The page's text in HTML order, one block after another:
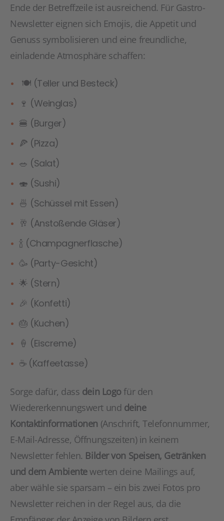
Ende der Betreffzeile ist ausreichend. Für Gastro-
Newsletter eignen sich Emojis, die Appetit und
Genuss symbolisieren und eine freundliche,
einladende Atmosphäre schaffen:
🍽️ (Teller und Besteck)
🍷 (Weinglas)
🍔 (Burger)
🍕 (Pizza)
🥗 (Salat)
🍣 (Sushi)
🍜 (Schüssel mit Essen)
🥂 (Anstoßende Gläser)
🍾 (Champagnerflasche)
🥳 (Party-Gesicht)
🌟 (Stern)
🎉 (Konfetti)
🎂 (Kuchen)
🍦 (Eiscreme)
☕ (Kaffeetasse)
Sorge dafür, dass dein Logofür den
Wiedererkennungswert und deine
Kontaktinformationen (Anschrift, Telefonnummer,
E-Mail-Adresse, Öffnungszeiten) in keinem
Newsletter fehlen. Bilder von Speisen, Getränken
und dem Ambientewerten deine Mailings auf,
aber wähle sie sparsam – ein bis zwei Fotos pro
Newsletter reichen in der Regel aus, da die